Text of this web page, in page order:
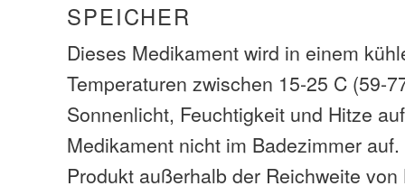
SPEICHER
Dieses Medikament wird in einem
Temperaturen zwischen 15-25 C (59-
Sonnenlicht, Feuchtigkeit und Hitze
Medikament nicht im Badezimmer
Produkt außerhalb der Reichweite